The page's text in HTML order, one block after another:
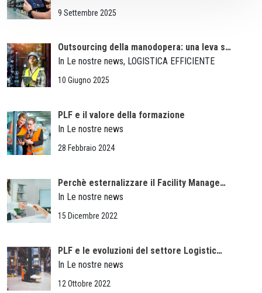
9 Settembre 2025
Outsourcing della manodopera: una leva s…
In Le nostre news, LOGISTICA EFFICIENTE
10 Giugno 2025
PLF e il valore della formazione
In Le nostre news
28 Febbraio 2024
Perchè esternalizzare il Facility Manage…
In Le nostre news
15 Dicembre 2022
PLF e le evoluzioni del settore Logistic…
In Le nostre news
12 Ottobre 2022